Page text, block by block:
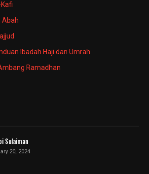
Abah
Ibadah Haji dan Umrah
Ramadhan
Sulaiman
20, 2024